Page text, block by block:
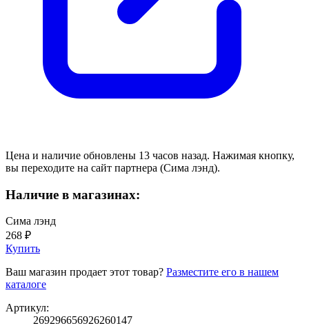
Цена и наличие обновлены 13 часов назад. Нажимая кнопку,
вы переходите на сайт партнера (Сима лэнд).
Наличие в магазинах:
Сима лэнд
268 ₽
Купить
Ваш магазин продает этот товар? Разместите его в нашем
каталоге
Артикул:
269296656926260147